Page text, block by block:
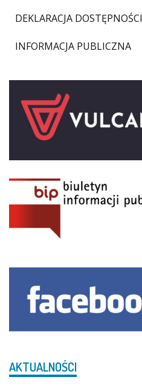
DEKLARACJA DOSTĘPNOŚCI
INFORMACJA PUBLICZNA
AKTUALNOŚCI